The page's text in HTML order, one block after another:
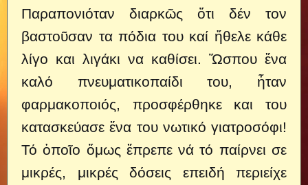
Παραπονιόταν διαρκῶς ὅτι δέν τον
βαστοῦσαν τα πόδια του καί ἤθελε κάθε
λίγο και λιγάκι να καθίσει. Ὥσπου ἕνα
καλό πνευματικοπαίδι του, ἦταν
φαρμακοποιός, προσφέρθηκε και του
κατασκεύασε ἕνα του νωτικό γιατροσόφι!
Τό ὁποῖο ὅμως ἔπρεπε νά τό παίρνει σε
μικρές, μικρές δόσεις επειδή περιείχε